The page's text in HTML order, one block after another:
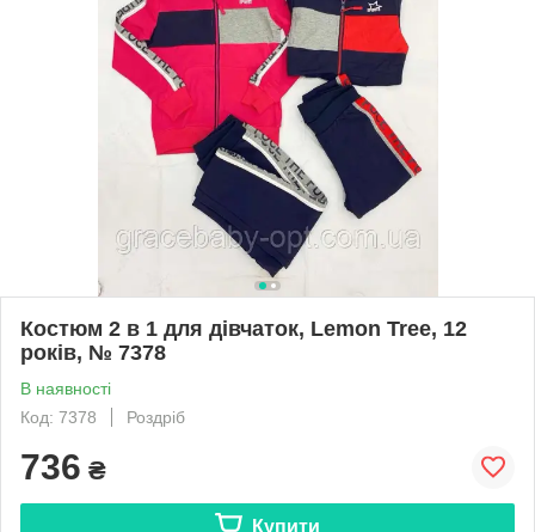
Костюм 2 в 1 для дівчаток, Lemon Tree, 12
років, № 7378
В наявності
Код: 7378
Роздріб
736 ₴
Купити